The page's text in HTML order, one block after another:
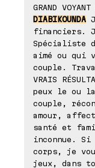
GRAND
DIABIKOUNDA
financiers.
Spécialiste
aimé ou qui
couple.
VRAIS
peux le ou
couple,
amour,
santé et
inconnue.
corps, je
jeux, dans